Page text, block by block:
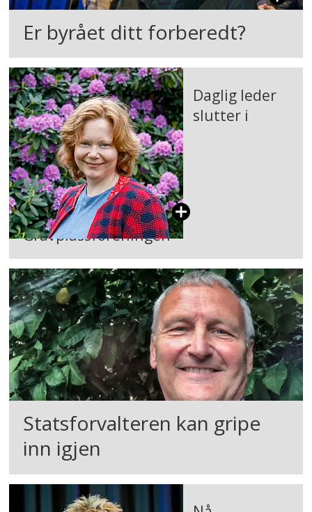
Er byrået ditt forberedt?
Daglig leder
slutter i
Gravplassforeningen
Statsforvalteren kan gripe
inn igjen